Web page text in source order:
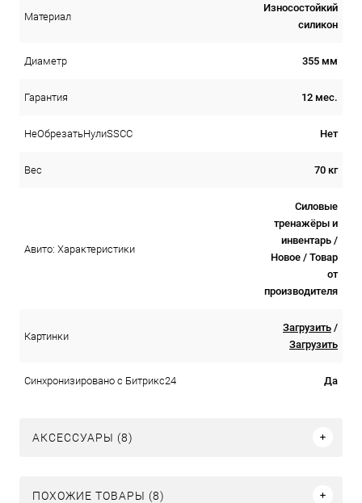
Материал
Износостойкий
силикон
Диаметр 355 мм
Гарантия 12 мес.
НеОбрезатьНулиSSCC Нет
Вес 70 кг
Авито: Характеристики
Силовые
тренажёры и
инвентарь /
Новое / Товар
от
производителя
Картинки
Загрузить /
Загрузить
Синхронизировано с Битрикс24 Да
АКСЕССУАРЫ (8)
ПОХОЖИЕ ТОВАРЫ (8)